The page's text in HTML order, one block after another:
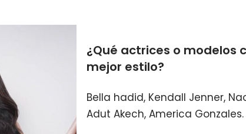
¿Qué actrices o modelos
mejor estilo?
Bella hadid, Kendall Jenner,
Adut Akech, America Gonzales.